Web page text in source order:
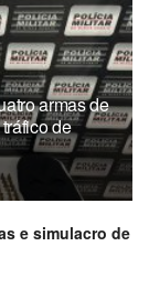
armas de
de
e simulacro de